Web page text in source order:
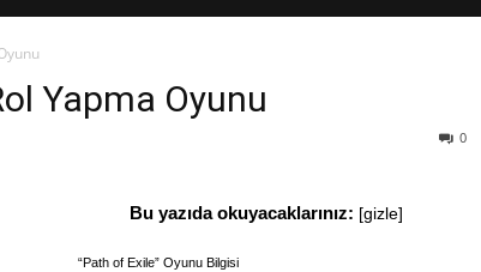
Yapma Oyunu
0
Bu yazıda okuyacaklarınız: [gizle]
“Path of Exile” Oyunu Bilgisi